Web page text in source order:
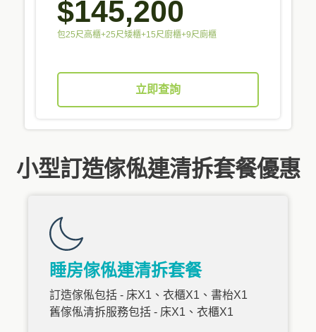
$145,200
包25尺高櫃+25尺矮櫃+15尺廚櫃+9尺廁櫃
立即查詢
小型訂造傢俬連清拆套餐優惠
睡房傢俬連清拆套餐
訂造傢俬包括 - 床X1、衣櫃X1、書枱X1
舊傢俬清拆服務包括 - 床X1、衣櫃X1